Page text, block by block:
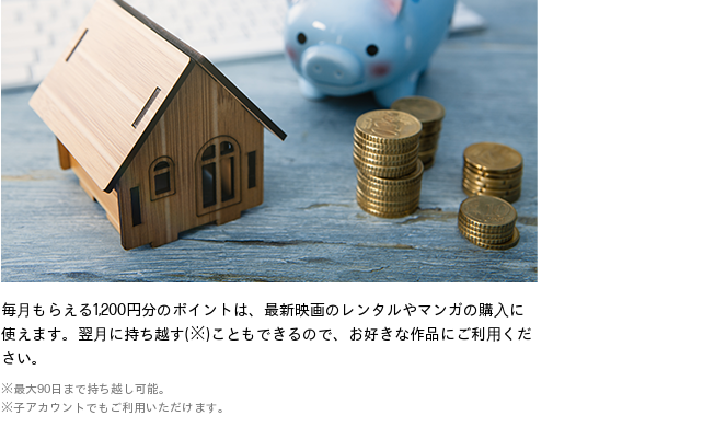
毎⽉もらえる1,200円分のポイントは、最新映画のレンタルやマンガの購⼊に
使えます。翌⽉に持ち越す(※)こともできるので、お好きな作品にご利⽤くだ
さい。
※最大90日まで持ち越し可能。
※子アカウントでもご利用いただけます。